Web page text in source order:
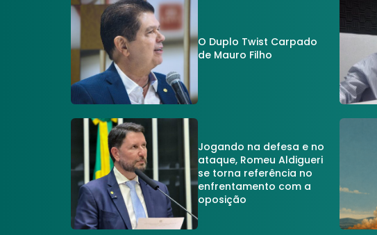
O Duplo Twist Carpado
de Mauro Filho
Jogando na defesa e no
ataque, Romeu Aldigueri
se torna referência no
enfrentamento com a
oposição